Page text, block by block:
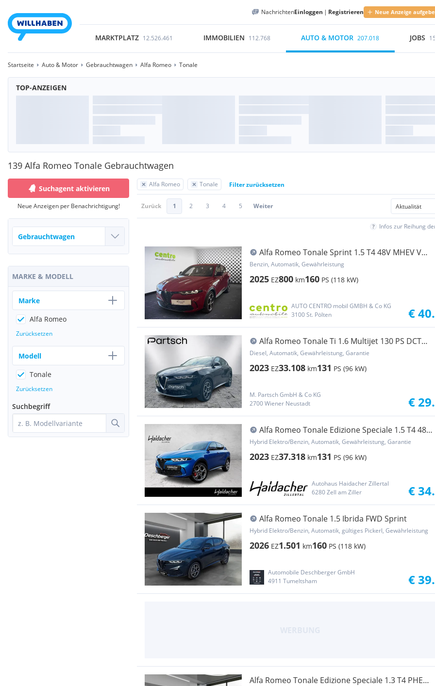
NachrichtenEinloggen | Registrieren Neue Anzeige
MARKTPLATZ 12.526.461 IMMOBILIEN 112.768 AUTO & MOTOR 207.018 JOBS
Startseite Auto & Motor Gebrauchtwagen Alfa Romeo Tonale
TOP-ANZEIGEN
139 Alfa Romeo Tonale Gebrauchtwagen
Alfa Romeo Tonale Filter zurücksetzen
Zurück 1 2 3 4 5 Weiter
Infos zur Reihung
Alfa Romeo Tonale Sprint 1.5 T4 48V MHEV VGT
DCT
Benzin, Automatik, Gewährleistung
2025 EZ800 km160 PS (118 kW)
AUTO CENTRO mobil GMBH & Co KG
3100 St. Pölten
€
Alfa Romeo Tonale Ti 1.6 Multijet 130 PS DCT
Matrix-LED
Diesel, Automatik, Gewährleistung, Garantie
2023 EZ33.108 km131 PS (96 kW)
M. Partsch GmbH & Co KG
2700 Wiener Neustadt
€
Alfa Romeo Tonale Edizione Speciale 1.5 T4 48V
MHEV DCT 360
Hybrid Elektro/Benzin, Automatik, Gewährleistung, Garantie
2023 EZ37.318 km131 PS (96 kW)
Autohaus Haidacher Zillertal
6280 Zell am Ziller
€
Alfa Romeo Tonale 1.5 Ibrida FWD Sprint
Hybrid Elektro/Benzin, Automatik, gültiges Pickerl, Gewährleistung
2026 EZ1.501 km160 PS (118 kW)
Automobile Deschberger GmbH
4911 Tumeltsham
€
Alfa Romeo Tonale Edizione Speciale 1.3 T4 PHEV
Suchagent aktivieren
Neue Anzeigen per Benachrichtigung!
MARKE & MODELL
Marke
Alfa Romeo
Zurücksetzen
Modell
Tonale
Zurücksetzen
Suchbegriff